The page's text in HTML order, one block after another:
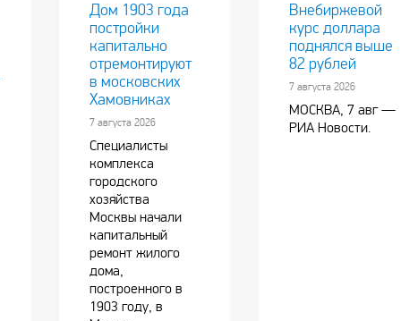
Дом 1903 года
постройки
капитально
отремонтируют
в московских
Хамовниках
7 августа 2026
Специалисты
комплекса
городского
хозяйства
Москвы начали
капитальный
ремонт жилого
дома,
построенного в
1903 году, в
Внебиржевой
курс доллара
поднялся выше
82 рублей
7 августа 2026
МОСКВА, 7 авг —
РИА Новости.